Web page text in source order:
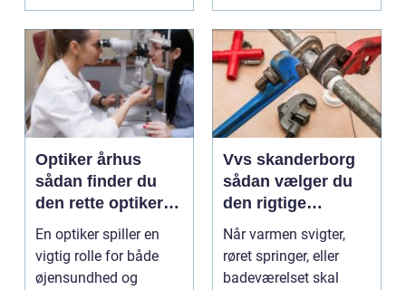
Optiker århus
sådan finder du
den rette optiker i
byen
En optiker spiller en
vigtig rolle for både
øjensundhed og
Vvs skanderborg
sådan vælger du
den rigtige
installatør
Når varmen svigter,
røret springer, eller
badeværelset skal